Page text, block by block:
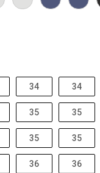
34 34
35 35
35 35
36 36